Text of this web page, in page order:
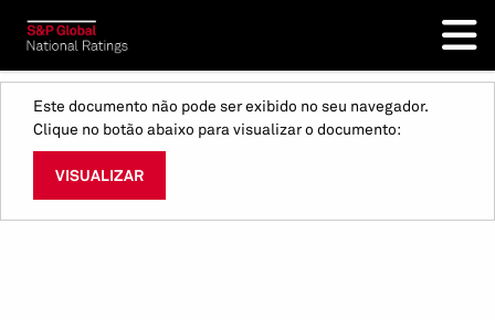
Este documento não pode ser exibido no seu navegador.
Clique no botão abaixo para visualizar o documento:
VISUALIZAR